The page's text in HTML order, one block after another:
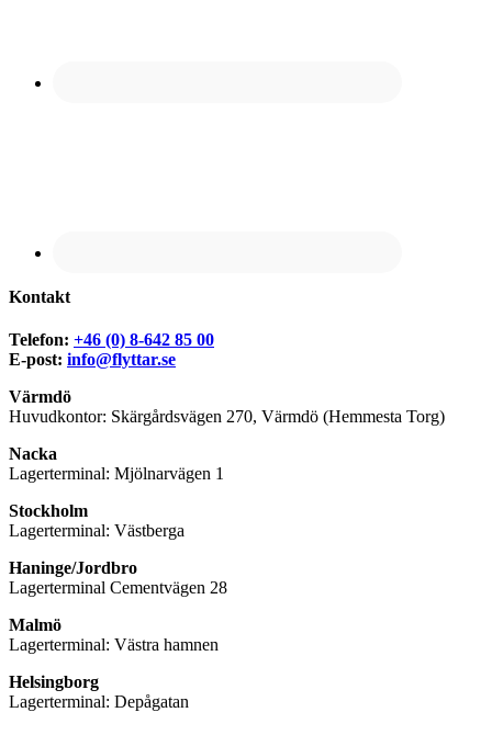
Kontakt
Telefon: +46 (0) 8-642 85 00
E-post: info@flyttar.se
Värmdö
Huvudkontor: Skärgårdsvägen 270, Värmdö (Hemmesta Torg)
Nacka
Lagerterminal: Mjölnarvägen 1
Stockholm
Lagerterminal: Västberga
Haninge/Jordbro
Lagerterminal Cementvägen 28
Malmö
Lagerterminal: Västra hamnen
Helsingborg
Lagerterminal: Depågatan